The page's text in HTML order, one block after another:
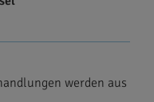
werden aus